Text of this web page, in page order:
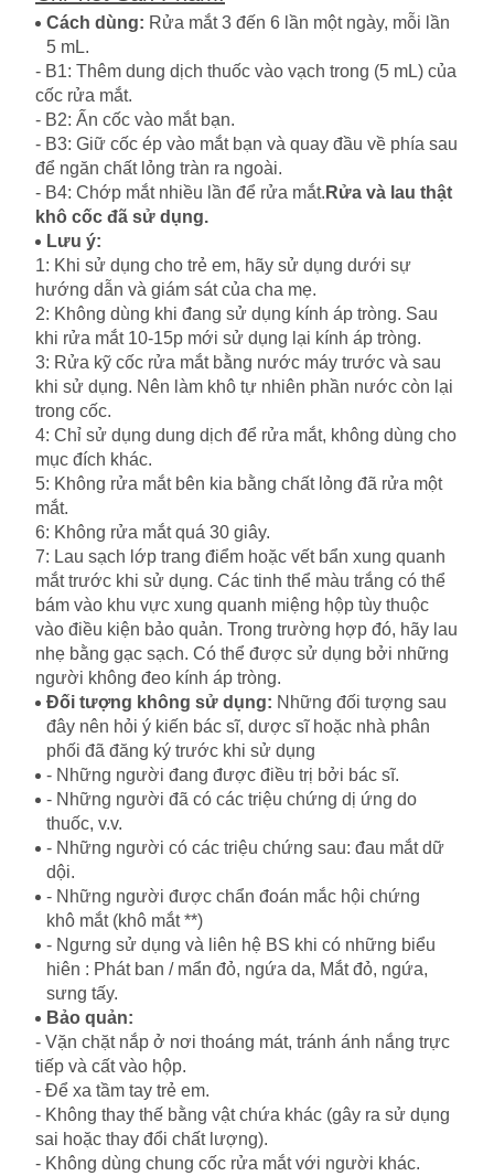
Cách dùng: Rửa mắt 3 đến 6 lần một ngày, mỗi lần
5 mL.
- B1: Thêm dung dịch thuốc vào vạch trong (5 mL) của
cốc rửa mắt.
- B2: Ấn cốc vào mắt bạn.
- B3: Giữ cốc ép vào mắt bạn và quay đầu về phía sau
để ngăn chất lỏng tràn ra ngoài.
- B4: Chớp mắt nhiều lần để rửa mắt. Rửa và lau thật
khô cốc đã sử dụng.
Lưu ý:
1: Khi sử dụng cho trẻ em, hãy sử dụng dưới sự
hướng dẫn và giám sát của cha mẹ.
2: Không dùng khi đang sử dụng kính áp tròng. Sau
khi rửa mắt 10-15p mới sử dụng lại kính áp tròng.
3: Rửa kỹ cốc rửa mắt bằng nước máy trước và sau
khi sử dụng. Nên làm khô tự nhiên phần nước còn lại
trong cốc.
4: Chỉ sử dụng dung dịch để rửa mắt, không dùng cho
mục đích khác.
5: Không rửa mắt bên kia bằng chất lỏng đã rửa một
mắt.
6: Không rửa mắt quá 30 giây.
7: Lau sạch lớp trang điểm hoặc vết bẩn xung quanh
mắt trước khi sử dụng. Các tinh thể màu trắng có thể
bám vào khu vực xung quanh miệng hộp tùy thuộc
vào điều kiện bảo quản. Trong trường hợp đó, hãy lau
nhẹ bằng gạc sạch. Có thể được sử dụng bởi những
người không đeo kính áp tròng.
Đối tượng không sử dụng: Những đối tượng sau
đây nên hỏi ý kiến ​​bác sĩ, dược sĩ hoặc nhà phân
phối đã đăng ký trước khi sử dụng
- Những người đang được điều trị bởi bác sĩ.
- Những người đã có các triệu chứng dị ứng do
thuốc, v.v.
- Những người có các triệu chứng sau: đau mắt dữ
dội.
- Những người được chẩn đoán mắc hội chứng
khô mắt (khô mắt **)
- Ngưng sử dụng và liên hệ BS khi có những biểu
hiên : Phát ban / mẩn đỏ, ngứa da, Mắt đỏ, ngứa,
sưng tấy.
Bảo quản:
- Vặn chặt nắp ở nơi thoáng mát, tránh ánh nắng trực
tiếp và cất vào hộp.
- Để xa tầm tay trẻ em.
- Không thay thế bằng vật chứa khác (gây ra sử dụng
sai hoặc thay đổi chất lượng).
- Không dùng chung cốc rửa mắt với người khác.